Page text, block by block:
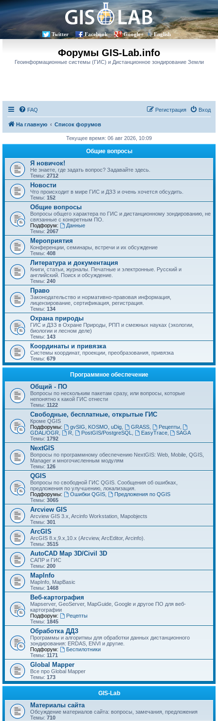
Twitter Facebook Google+ English
Форумы GIS-Lab.info
Геоинформационные системы (ГИС) и Дистанционное зондирование Земли
FAQ Вход
Регистрация
На главную Список форумов
Текущее время: 06 авг 2026, 10:09
Общие вопросы
Я новичок!
Не знаете, где задать вопрос? Задавайте здесь.
Темы: 2712
Новости
Что происходит в мире ГИС и ДЗЗ и очень хочется обсудить.
Темы: 152
Общие вопросы
Вопросы общего характера по ГИС и дистанционному зондированию, не
связанные с конкретным ПО.
Подфорум:
Данные
Темы: 2067
Мероприятия
Конференции, семинары, встречи и их обсуждение
Темы: 408
Литература и документация
Книги, статьи, журналы. Печатные и электронные. Русский и
английский. Поиск и обсуждение.
Темы: 240
Право
Законодательство и нормативно-правовая информация,
лицензирование, сертификация, регистрация.
Темы: 134
Охрана природы
ГИС и ДЗЗ в Охране Природы, РПП и смежных науках (экологии,
биологии и лесном деле)
Темы: 143
Координаты и привязка
Системы координат, проекции, преобразования, привязка
Темы: 679
Программное обеспечение
Общий - ПО
Вопросы по нескольким пакетам сразу, или вопросы, которые
непонятно к какой ГИС отнести
Темы: 1122
Свободные, бесплатные, открытые ГИС
Кроме QGIS
Подфорумы:
gvSIG, KOSMO, uDig, GRASS, Рецепты,
GDAL/OGR
R PostGIS/PostgreSQL EasyTrace,
SAGA
Темы: 1792
NextGIS
Вопросы по программному обеспечению NextGIS: Web, Mobile, QGIS,
Manager и многочисленным модулям
Темы: 126
QGIS
Вопросы по свободной ГИС QGIS. Сообщения об ошибках,
предложения по улучшению, локализация.
Подфорумы:
Ошибки QGIS,
Предложения по QGIS
Темы: 3065
Arcview GIS
Arcview GIS 3.x, Arcinfo Workstation, Mapobjects
Темы: 301
ArcGIS
ArcGIS 8.x,9.x,10.x (Arcview, ArcEditor, Arcinfo).
Темы: 3515
AutoCAD Map 3D/Civil 3D
САПР и ГИС
Темы: 200
MapInfo
MapInfo, MapBasic
Темы: 1468
Веб-картография
Mapserver, GeoServer, MapGuide, Google и другое ПО для веб-
картографии
Подфорум:
Рецепты
Темы: 1845
Обработка ДДЗ
Программы и алгоритмы для обработки данных дистанционного
зондирования: ERDAS, ENVI и другие.
Подфорум:
Беспилотники
Темы: 1171
Global Mapper
Все про Global Mapper
Темы: 173
GIS-Lab
Материалы сайта
Обсуждение материалов сайта: вопросы, замечания, предложения
Темы: 710